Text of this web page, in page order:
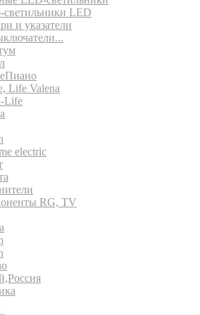
LED
и указатели
Life Valena
Life
electric
RG, TV